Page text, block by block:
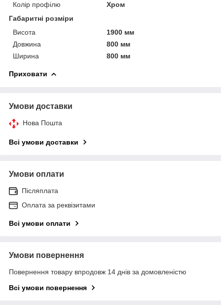
Колір профілю
Хром
Габаритні розміри
Висота
1900 мм
Довжина
800 мм
Ширина
800 мм
Приховати
Умови доставки
Нова Пошта
Всі умови доставки
Умови оплати
Післяплата
Оплата за реквізитами
Всі умови оплати
Умови повернення
Повернення товару впродовж 14 днів за домовленістю
Всі умови повернення